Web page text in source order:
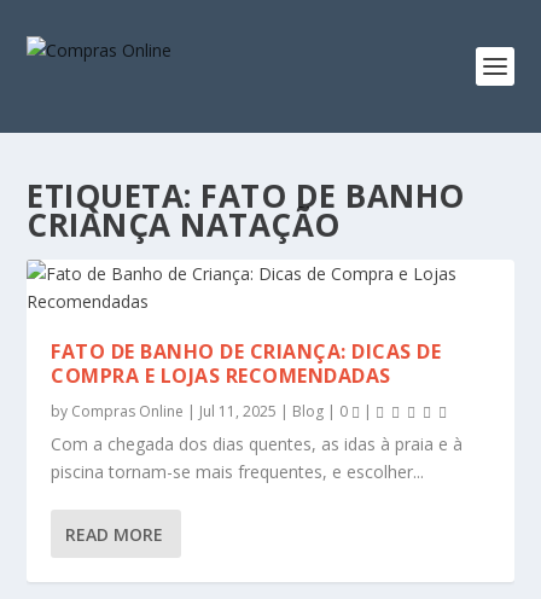
ETIQUETA: FATO DE BANHO
CRIANÇA NATAÇÃO
FATO DE BANHO DE CRIANÇA: DICAS DE
COMPRA E LOJAS RECOMENDADAS
by Compras Online | Jul 11, 2025 | Blog | 0 |
Com a chegada dos dias quentes, as idas à praia e à
piscina tornam-se mais frequentes, e escolher...
READ MORE